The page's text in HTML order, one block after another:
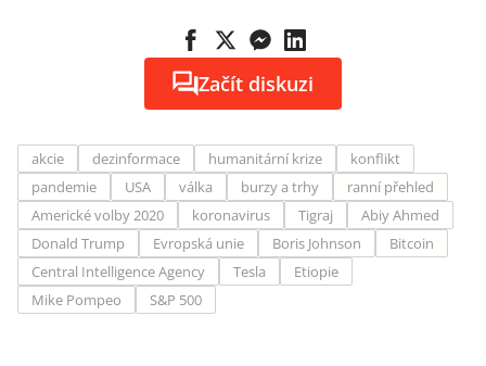
Začít diskuzi
akcie dezinformace humanitární krize
konflikt
pandemie
USA válka burzy a trhy
ranní přehled
Americké volby 2020
koronavirus Tigraj
Abiy Ahmed
Donald Trump
Evropská unie Boris Johnson
Bitcoin
Central Intelligence Agency
Tesla
Etiopie
Mike Pompeo
S&P 500